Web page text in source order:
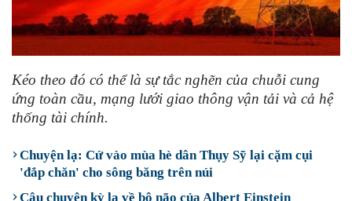
Kéo theo đó có thể là sự tắc nghẽn của chuỗi cung
ứng toàn cầu, mạng lưới giao thông vận tải và cả hệ
thống tài chính.
Chuyện lạ: Cứ vào mùa hè dân Thụy Sỹ lại cặm cụi
'đắp chăn' cho sông băng trên núi
Câu chuyện kỳ ​​lạ về bộ não của Albert Einstein